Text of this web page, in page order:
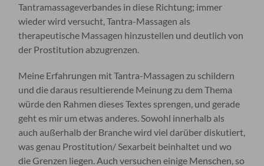
Tantramassageverbandes in diese Richtung; immer
wieder wird versucht, Tantra-Massagen als
therapeutische Massagen hinzustellen und deutlich von
der Prostitution abzugrenzen.
Meine Erfahrungen mit Tantra-Massagen zu schildern
und die daraus resultierende Meinung zu dem Thema
würde den Rahmen dieses Textes sprengen, und gerade
geht es mir um etwas anderes. Sowohl innerhalb als
auch außerhalb der Branche wird viel darüber diskutiert,
was genau Prostitution/ Sexarbeit beinhaltet und wo
die Grenzen liegen. Auch versuchen einige Menschen, so